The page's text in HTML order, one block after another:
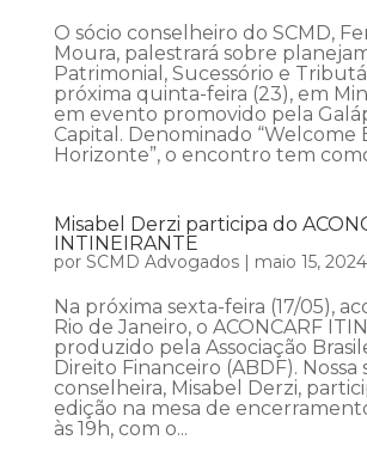
O sócio conselheiro do SCMD,
Moura, palestrará sobre
Patrimonial, Sucessório e
próxima quinta-feira (23), em
em evento promovido pela
Capital. Denominado “Welcome
Horizonte”, o encontro tem
Misabel Derzi participa do
INTINEIRANTE
por SCMD Advogados| maio 15, 2024
Na próxima sexta-feira (17/05),
Rio de Janeiro, o ACONCARF
produzido pela Associação
Direito Financeiro (ABDF). Nossa
conselheira, Misabel Derzi,
edição na mesa de
às 19h, com o...